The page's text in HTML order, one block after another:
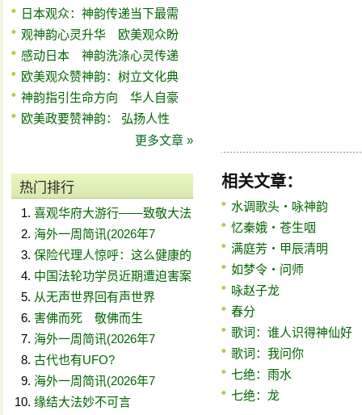
日本观众：神韵传递当下最需
观神韵心灵升华 欧美观众盼
感动日本 神韵洗涤心灵传递
欧美观众赞神韵：树立文化典
神韵指引生命方向 华人自豪
欧美政要赞神韵： 弘扬人性
更多文章 »
热门排行
喜观华府大游行——致敬大法
海外一周简讯(2026年7
保险代理人惊呼：这么健康的
中国法轮功学员近期遭迫害案
从无声世界回有声世界
害佛而死 敬佛而生
海外一周简讯(2026年7
古代也有UFO?
海外一周简讯(2026年7
缘结大法妙不可言
相关文章：
水调歌头‧咏神韵
忆秦娥‧苍生咽
满庭芳‧甲辰清明
如梦令‧问师
咏赵子龙
春分
歌词：谁人识得神仙好
歌词：我问你
七绝：雨水
七绝：龙